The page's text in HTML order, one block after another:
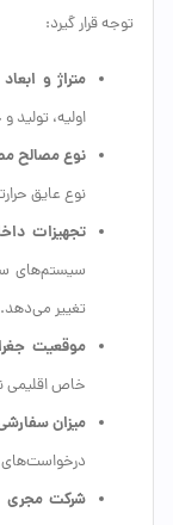
توجه قرار گیرد:
متراژ و ابعاد
اولیه،
نوع مصالح
نوع عایق
تجهیزات
سیستم‌های
تغییر می‌دهد.
موقعیت
خاص اقلیمی
میزان
درخواست‌های
شرکت مجری